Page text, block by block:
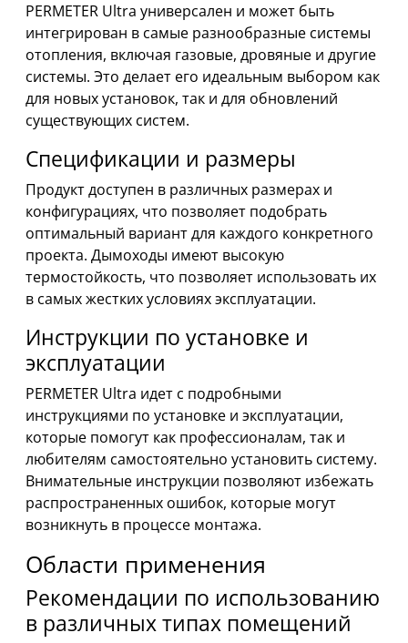
PERMETER Ultra универсален и может быть
интегрирован в самые разнообразные системы
отопления, включая газовые, дровяные и другие
системы. Это делает его идеальным выбором как
для новых установок, так и для обновлений
существующих систем.
Спецификации и размеры
Продукт доступен в различных размерах и
конфигурациях, что позволяет подобрать
оптимальный вариант для каждого конкретного
проекта. Дымоходы имеют высокую
термостойкость, что позволяет использовать их
в самых жестких условиях эксплуатации.
Инструкции по установке и
эксплуатации
PERMETER Ultra идет с подробными
инструкциями по установке и эксплуатации,
которые помогут как профессионалам, так и
любителям самостоятельно установить систему.
Внимательные инструкции позволяют избежать
распространенных ошибок, которые могут
возникнуть в процессе монтажа.
Области применения
Рекомендации по использованию
в различных типах помещений